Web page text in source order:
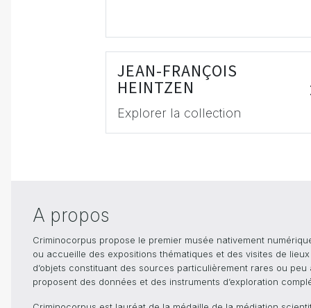
JEAN-FRANÇOIS
HEINTZEN
Explorer la collection
A propos
Criminocorpus propose le premier musée nativement
ou accueille des expositions thématiques et des visites de
d’objets constituant des sources particulièrement rares ou
proposent des données et des instruments d’exploration